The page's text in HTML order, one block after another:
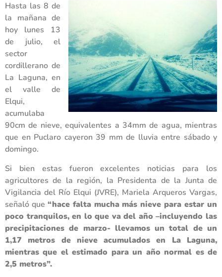
Hasta las 8 de
la mañana de
hoy lunes 13
de julio, el
sector
cordillerano de
La Laguna, en
el valle de
Elqui,
acumulaba
90cm de nieve, equivalentes a 34mm de agua, mientras
que en Puclaro cayeron 39 mm de lluvia entre sábado y
domingo.
Si bien estas fueron excelentes noticias para los
agricultores de la región, la Presidenta de la Junta de
Vigilancia del Río Elqui (JVRE), Mariela Arqueros Vargas,
señaló que “hace falta mucha más nieve para estar un
poco tranquilos, en lo que va del año –incluyendo las
precipitaciones de marzo- llevamos un total de un
1,17 metros de nieve acumulados en La Laguna,
mientras que el estimado para un año normal es de
2,5 metros”.